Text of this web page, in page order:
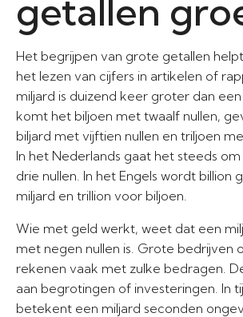
getallen
Het begrijpen van grote getallen
het lezen van cijfers in artikelen of
miljard is duizend keer groter dan
komt het biljoen met twaalf nullen,
biljard met vijftien nullen en triljoen
In het Nederlands gaat het steeds
drie nullen. In het Engels wordt billion
miljard en trillion voor biljoen.
Wie met geld werkt, weet dat een
met negen nullen is. Grote bedrijven
rekenen vaak met zulke bedragen.
aan begrotingen of investeringen. In
betekent een miljard seconden